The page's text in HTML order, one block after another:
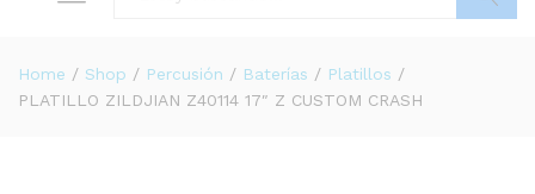
Home / Shop / Percusión / Baterías / Platillos /
PLATILLO ZILDJIAN Z40114 17″ Z CUSTOM CRASH